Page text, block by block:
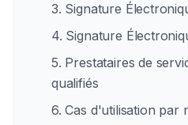
3. Signature
4. Signature
5. Prestataires de
qualifiés
6. Cas d'utilisation par